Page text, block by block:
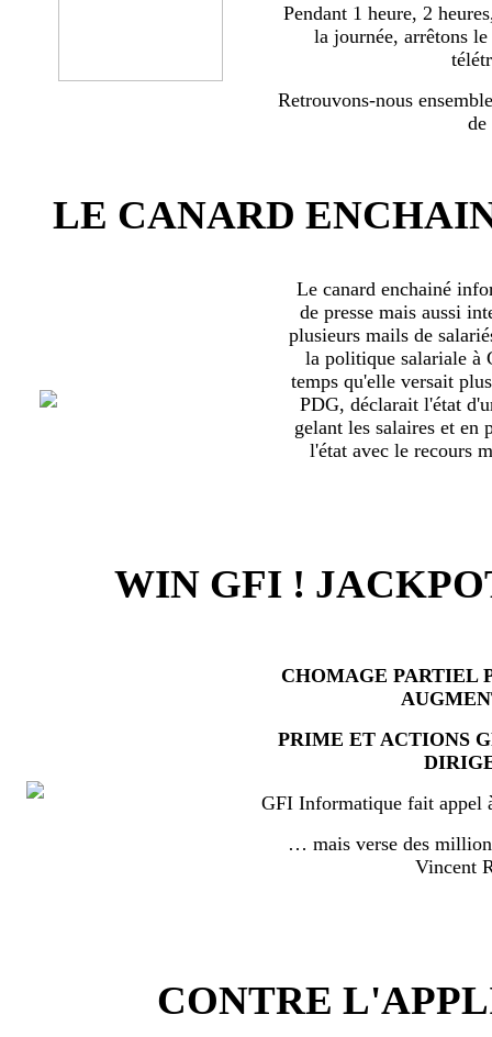
Pendant 1 heure, 2
la journée, arrêtons
Retrouvons-nous
de
LE CANARD
Le canard enchainé
de presse mais aussi
plusieurs mails de
la politique salariale à
temps qu'elle versait
PDG, déclarait l'état
gelant les salaires et en
l'état avec le recours
WIN GFI !
CHOMAGE PARTIEL
PRIME ET ACTIONS
GFI Informatique fait appel
… mais verse des
Vincent
CONTRE